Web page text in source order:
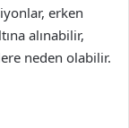
erken
alınabilir,
neden olabilir.